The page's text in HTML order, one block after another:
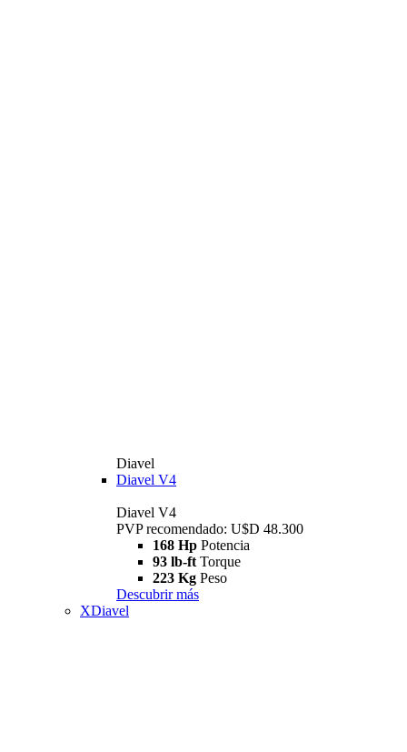
Diavel
Diavel V4
Diavel V4
PVP recomendado: U$D 48.300
168 Hp Potencia
93 lb-ft Torque
223 Kg Peso
Descubrir más
XDiavel